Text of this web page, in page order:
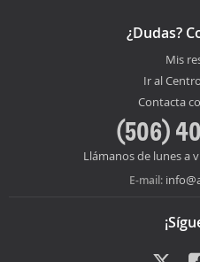
¿Dudas?
Mis
Ir al
Contacta
(506)
Llámanos de lunes a
E-mail: